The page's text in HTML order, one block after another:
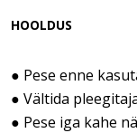
HOOLDUS
● Pese enne
● Vältida
● Pese iga kahe